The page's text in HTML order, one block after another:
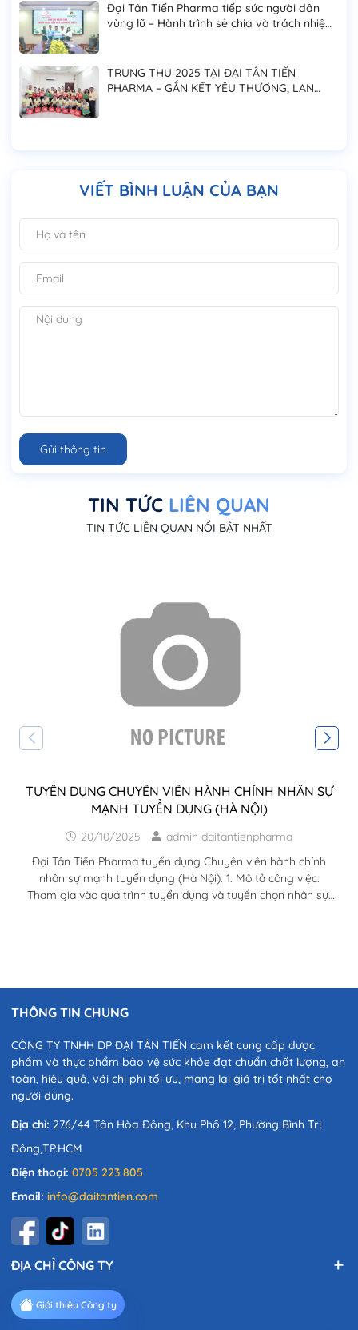
Đại Tân Tiến Pharma tiếp sức người dân
vùng lũ – Hành trình sẻ chia và trách nhiệm
TRUNG THU 2025 TẠI ĐẠI TÂN TIẾN
PHARMA – GẮN KẾT YÊU THƯƠNG, LAN
VIẾT BÌNH LUẬN CỦA BẠN
Gửi thông tin
TIN TỨC LIÊN QUAN
TIN TỨC LIÊN QUAN NỔI BẬT NHẤT
TUYỂN DỤNG CHUYÊN VIÊN HÀNH CHÍNH NHÂN SỰ
MẠNH TUYỂN DỤNG (HÀ NỘI)
20/10/2025
admin daitantienpharma
Đại Tân Tiến Pharma tuyển dụng Chuyên viên hành chính
nhân sự mạnh tuyển dụng (Hà Nội): 1. Mô tả công việc:
Tham gia vào quá trình tuyển dụng và tuyển chọn nhân sự.
THÔNG TIN CHUNG
CÔNG TY TNHH DP ĐẠI TÂN TIẾN cam kết cung cấp dược
phẩm và thực phẩm bảo vệ sức khỏe đạt chuẩn chất lượng, an
toàn, hiệu quả, với chi phí tối ưu, mang lại giá trị tốt nhất cho
người dùng.
Địa chỉ: 276/44 Tân Hòa Đông, Khu Phố 12, Phường Bình Trị
Đông,TP.HCM
Điện thoại: 0705 223 805
Email: info@daitantien.com
ĐỊA CHỈ CÔNG TY
Giới thiệu Công ty